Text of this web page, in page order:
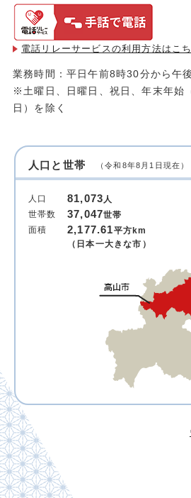
電話リレーサービスの利用方法は こ
業務時間：平日午前8時30分から午
※土曜日、日曜日、祝日、年末年始
日）を除く
人口と世帯 （令和8年8月1日現在）
人口 81,073人
世帯数
37,047世帯
面積
2,177.61平方km
（日本一大きな市）